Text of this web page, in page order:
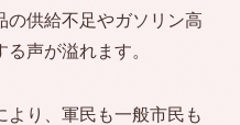
の供給不足やガソリン高
声が溢れます。
より、軍民も一般市民も